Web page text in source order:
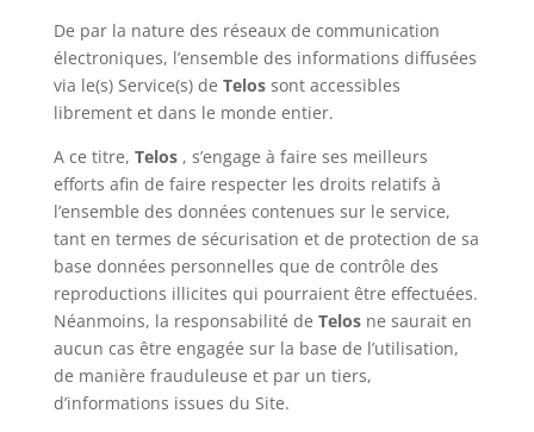
De par la nature des réseaux de communication
électroniques, l’ensemble des informations diffusées
via le(s) Service(s) de Telossont accessibles
librement et dans le monde entier.
A ce titre, Telos, s’engage à faire ses meilleurs
efforts afin de faire respecter les droits relatifs à
l’ensemble des données contenues sur le service,
tant en termes de sécurisation et de protection de sa
base données personnelles que de contrôle des
reproductions illicites qui pourraient être effectuées.
Néanmoins, la responsabilité de Telosne saurait en
aucun cas être engagée sur la base de l’utilisation,
de manière frauduleuse et par un tiers,
d’informations issues du Site.